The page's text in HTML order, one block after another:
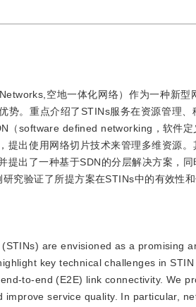
空地一体化网络）作为一种新型
势。重点介绍了STINs服务在资源管理
（software defined networking，软件定
提出使用网络切片技术来管理多维资源
提出了一种基于SDN的分层解决方案，
究验证了所提方案在STINs中的有效性
are envisioned as a promising
key technical challenges in
to-end (E2E) link connectivity. We
service quality. In particular,